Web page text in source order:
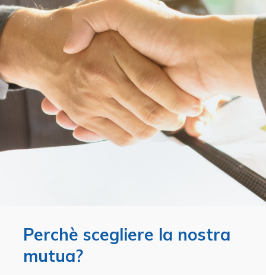
Perchè scegliere la nostra
mutua?